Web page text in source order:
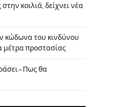
κοιλιά, δείχνει νέα
κώδωνα του κινδύνου
μέτρα προστασίας
– Πως θα